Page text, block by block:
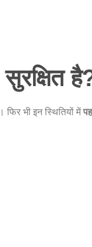
फिर भी इन स्थितियों में